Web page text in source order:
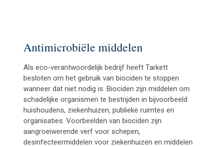
Antimicrobiële middelen
Als eco-verantwoordelijk bedrijf heeft Tarkett
besloten om het gebruik van biociden te stoppen
wanneer dat niet nodig is. Biociden zijn middelen om
schadelijke organismen te bestrijden in bijvoorbeeld
huishoudens, ziekenhuizen, publieke ruimtes en
organisaties. Voorbeelden van biociden zijn
aangroeiwerende verf voor schepen,
desinfecteermiddelen voor ziekenhuizen en middelen